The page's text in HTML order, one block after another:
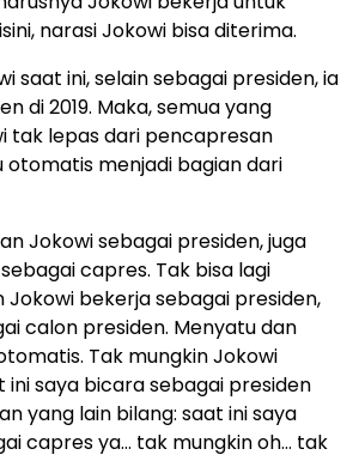
narasi Jokowi bisa diterima.
saat ini, selain sebagai presiden, ia
di 2019. Maka, semua yang
tak lepas dari pencapresan
otomatis menjadi bagian dari
Jokowi sebagai presiden, juga
capres. Tak bisa lagi
bekerja sebagai presiden,
calon presiden. Menyatu dan
Tak mungkin Jokowi
ini saya bicara sebagai presiden
yang lain bilang: saat ini saya
capres ya… tak mungkin oh… tak